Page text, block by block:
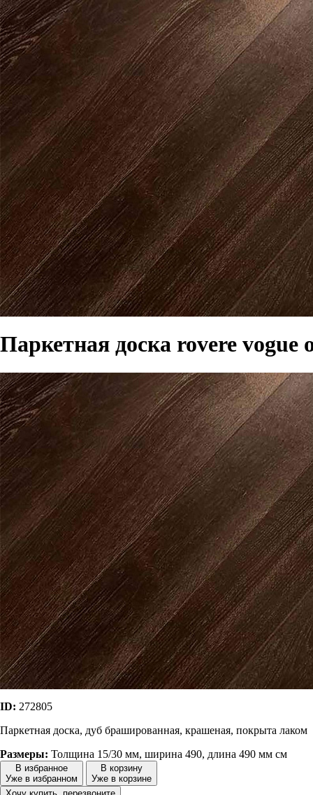
Паркетная доска rovere vogue
ID: 272805
Паркетная доска, дуб брашированная, крашеная, покрыта лаком
Размеры: Толщина 15/30 мм, ширина 490, длина 490 мм см
В избранное
Уже в избранном
В корзину
Уже в корзине